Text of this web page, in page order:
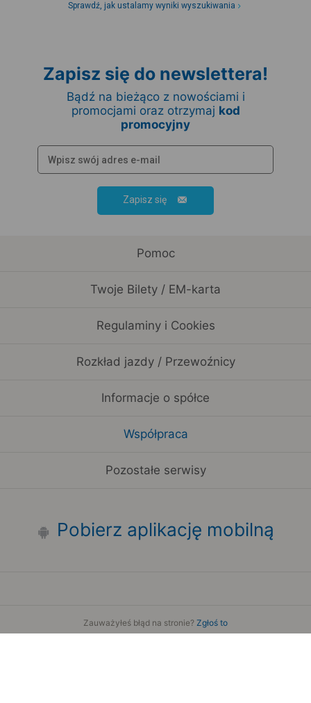
Sprawdź, jak ustalamy wyniki wyszukiwania
Zapisz się do newslettera!
Bądź na bieżąco z nowościami i
promocjami oraz otrzymaj kod
promocyjny
Zapisz się
Pomoc
Twoje Bilety / EM-karta
Regulaminy i Cookies
Rozkład jazdy / Przewoźnicy
Informacje o spółce
Współpraca
Pozostałe serwisy
Pobierz aplikację mobilną
Zauważyłeś błąd na stronie? Zgłoś to